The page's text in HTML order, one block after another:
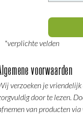
*verplichte velden
voorwaarden
verzoeken je vriendelijk
door te lezen.
van producten